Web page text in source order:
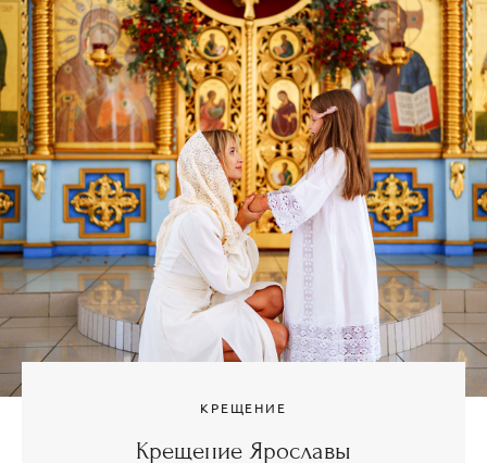
КРЕЩЕНИЕ
Крещение Ярославы